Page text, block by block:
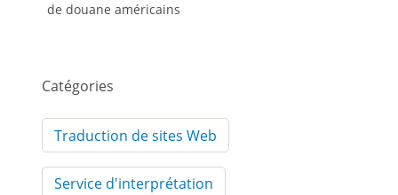
de douane américains
Catégories
Traduction de sites Web
Service d'interprétation